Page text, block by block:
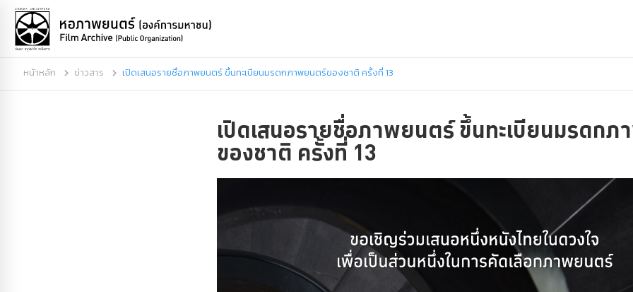
หน้าหลัก ข่าวสาร เปิดเสนอรายชื่อภาพยนตร์ ขึ้นทะเบียนมรดกภาพยนตร์ของชาติ ครั้งที่ 13
เปิดเสนอรายชื่อภาพยนตร์ ขึ้นทะเบียนมรดก
ของชาติ ครั้งที่ 13